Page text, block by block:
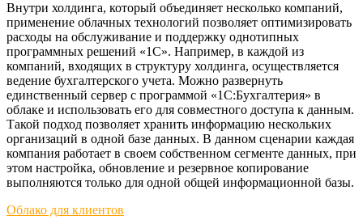
Внутри холдинга, который объединяет несколько компаний,
применение облачных технологий позволяет оптимизировать
расходы на обслуживание и поддержку однотипных
программных решений «1С». Например, в каждой из
компаний, входящих в структуру холдинга, осуществляется
ведение бухгалтерского учета. Можно развернуть
единственный сервер с программой «1С:Бухгалтерия» в
облаке и использовать его для совместного доступа к данным.
Такой подход позволяет хранить информацию нескольких
организаций в одной базе данных. В данном сценарии каждая
компания работает в своем собственном сегменте данных, при
этом настройка, обновление и резервное копирование
выполняются только для одной общей информационной базы.
Облако для клиентов